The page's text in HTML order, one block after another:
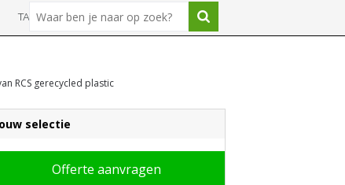
TASSEN SPORT
RCS gerecycled plastic
selectie
Offerte aanvragen